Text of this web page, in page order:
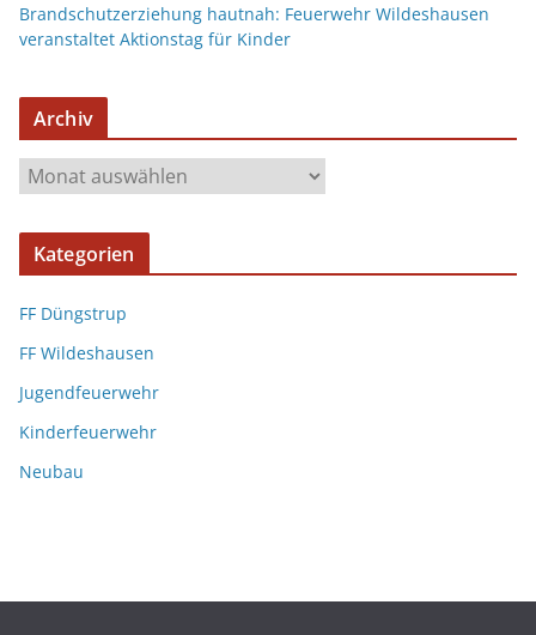
Brandschutzerziehung hautnah: Feuerwehr Wildeshausen
veranstaltet Aktionstag für Kinder
Archiv
Kategorien
FF Düngstrup
FF Wildeshausen
Jugendfeuerwehr
Kinderfeuerwehr
Neubau